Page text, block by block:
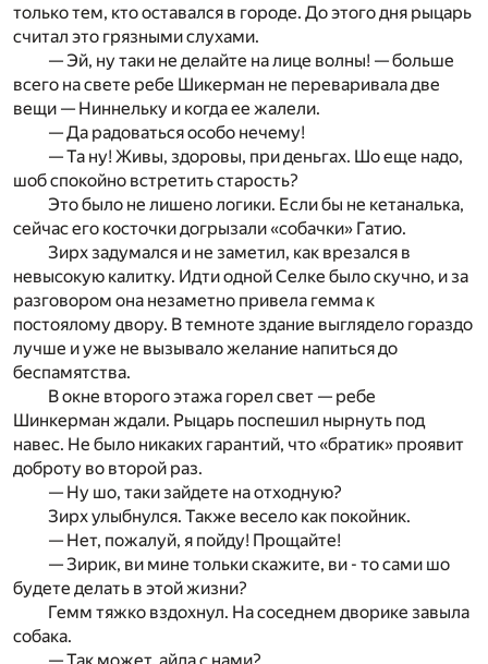
только тем, кто оставался в городе. До этого дня рыцарь
считал это грязными слухами.
— Эй, ну таки не делайте на лице волны! — больше
всего на свете ребе Шикерман не переваривала две
вещи — Ниннельку и когда ее жалели.
— Да радоваться особо нечему!
— Та ну! Живы, здоровы, при деньгах. Шо еще надо,
шоб спокойно встретить старость?
Это было не лишено логики. Если бы не кетаналька,
сейчас его косточки догрызали «собачки» Гатио.
Зирх задумался и не заметил, как врезался в
невысокую калитку. Идти одной Селке было скучно, и за
разговором она незаметно привела гемма к
постоялому двору. В темноте здание выглядело гораздо
лучше и уже не вызывало желание напиться до
беспамятства.
В окне второго этажа горел свет — ребе
Шинкерман ждали. Рыцарь поспешил нырнуть под
навес. Не было никаких гарантий, что «братик» проявит
доброту во второй раз.
— Ну шо, таки зайдете на отходную?
Зирх улыбнулся. Также весело как покойник.
— Нет, пожалуй, я пойду! Прощайте!
— Зирик, ви мине тольки скажите, ви - то сами шо
будете делать в этой жизни?
Гемм тяжко вздохнул. На соседнем дворике завыла
собака.
— Так может, айда с нами?